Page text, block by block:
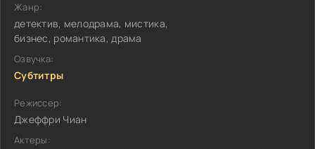
Жанр:
детектив, мелодрама, мистика,
бизнес, романтика, драма
Озвучка:
Субтитры
Режиссер:
Джеффри Чиан
Актеры: